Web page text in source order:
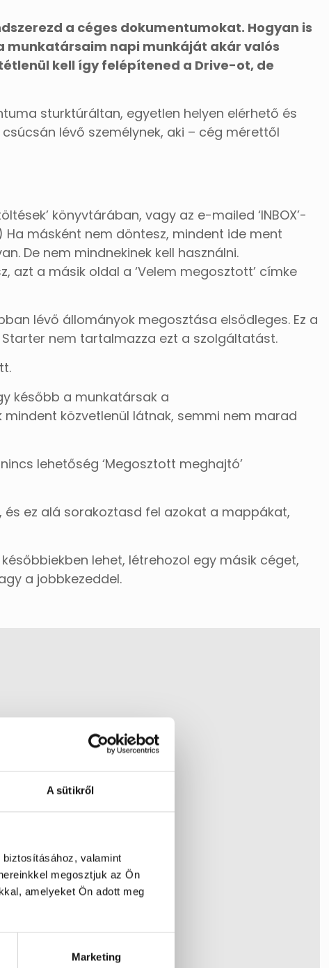
A sütikről
valamint
megosztjuk az Ön
amelyeket Ön adott meg
Marketing
a céges dokumentumokat. Hogyan is
munkatársaim napi munkáját akár valós
kell így felépítened a Drive-ot, de
sturktúráltan, egyetlen helyen elérhető és
lévő személynek, aki – cég mérettől
könyvtárában, vagy az e-mailed ‘INBOX’-
másként nem döntesz, mindent ide ment
De nem mindnekinek kell használni.
azt a másik oldal a ‘Velem megosztott’ címke
lévő állományok megosztása elsődleges. Ez a
nem tartalmazza ezt a szolgáltatást.
később a munkatársak a
közvetlenül látnak, semmi nem marad
lehetőség ‘Megosztott meghajtó’
és ez alá sorakoztasd fel azokat a mappákat,
lehet, létrehozol egy másik céget,
a jobbkezeddel.